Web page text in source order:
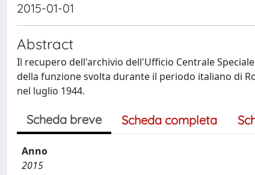
2015-01-01
Abstract
Il recupero dell'archivio dell'Ufficio Centrale
della funzione svolta durante il periodo italiano di
nel luglio 1944.
Scheda breve Scheda completa
Anno
2015